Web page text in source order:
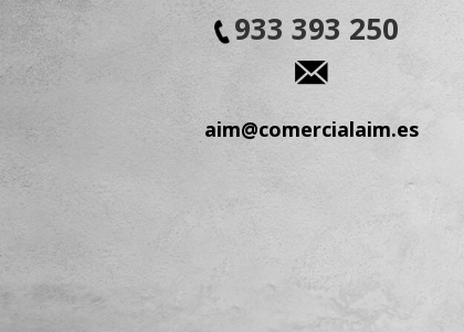
933 393 250
aim@comercialaim.es